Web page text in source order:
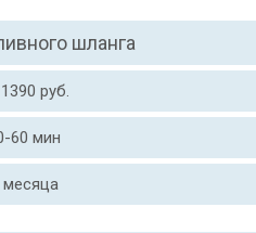
шланга
руб.
60 мин
месяца